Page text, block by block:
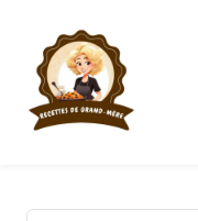
content